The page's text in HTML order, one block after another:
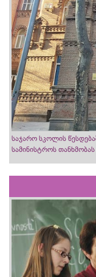
საჯარო სკოლის
სამინისტროს